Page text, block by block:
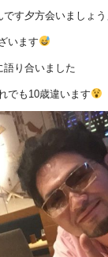
す夕方会いましょう
います
語り合いました
でも10歳違います